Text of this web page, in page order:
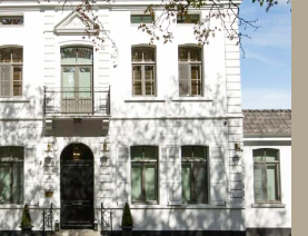
et extension
de maître
DESIGN D'INTÉRIEUR